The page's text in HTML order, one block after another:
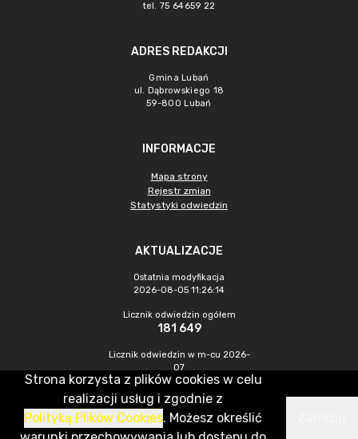
tel. 75 64659 22
ADRES REDAKCJI
Gmina Lubań
ul. Dąbrowskiego 18
59-800 Lubań
INFORMACJE
Mapa strony
Rejestr zmian
Statystyki odwiedzin
AKTUALIZACJE
Ostatnia modyfikacja
2026-08-05 11:26:14
Licznik odwiedzin ogółem
181 649
Licznik odwiedzin w m-cu 2026-
07
240
CMS & Hosting: Nefeni Sp. z o.o.
Strona korzysta z plików cookies w celu
realizacji usług i zgodnie z
Polityką Plików Cookies. Możesz określić